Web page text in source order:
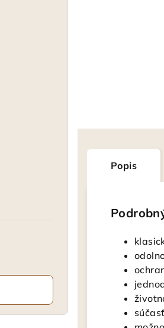
Popis